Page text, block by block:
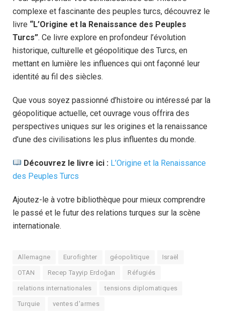
complexe et fascinante des peuples turcs, découvrez le
livre “L’Origine et la Renaissance des Peuples
Turcs”. Ce livre explore en profondeur l’évolution
historique, culturelle et géopolitique des Turcs, en
mettant en lumière les influences qui ont façonné leur
identité au fil des siècles.
Que vous soyez passionné d’histoire ou intéressé par la
géopolitique actuelle, cet ouvrage vous offrira des
perspectives uniques sur les origines et la renaissance
d’une des civilisations les plus influentes du monde.
Découvrez le livre ici : L’Origine et la Renaissance
des Peuples Turcs
Ajoutez-le à votre bibliothèque pour mieux comprendre
le passé et le futur des relations turques sur la scène
internationale.
Allemagne Eurofighter géopolitique Israël
OTAN Recep Tayyip Erdoğan Réfugiés
relations internationales tensions diplomatiques
Turquie ventes d'armes